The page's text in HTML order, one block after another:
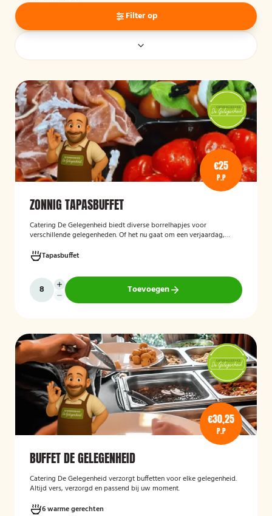
Filter op
€25
P.P
ZONNIG TAPASBUFFET
Catering De Gelegenheid biedt diverse borrelhapjes voor
verschillende gelegenheden. Of het nu gaat om een verjaardag,
Hieronder ziet u een selectie uit ons aanbod. Het zonnig tapasbuffet
is te bestellen vanaf 10 personen..
Tapasbuffet
Toevoegen
€30,25
P.P
BUFFET DE GELEGENHEID
Catering De Gelegenheid verzorgt buffetten voor elke gelegenheid.
Altijd vers, verzorgd en passend bij uw moment.
6 warme gerechten